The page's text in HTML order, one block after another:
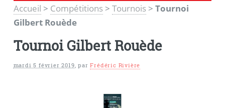
Accueil > Compétitions> Tournois> Tournoi
Gilbert Rouède
Tournoi Gilbert Rouède
mardi 5 février 2019,parFrédéric Rivière